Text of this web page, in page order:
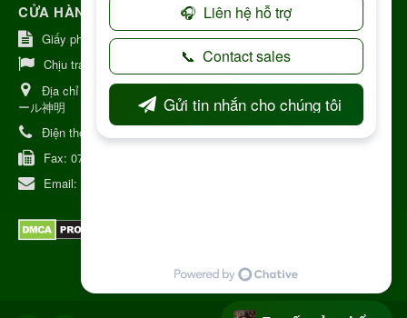
CỬA HÀNG GIỚI THIỆU TẠI NHẬT BẢN
Giấy phép số: 080-9475-1379
Chịu trách nhiệm:
MR THƯƠNG
Địa chỉ Nhật Bản:
日本 愛知県刈谷市神明町6丁目308番地 ファミ
ール神明
Điện thoại:080-9475-1379
Fax: 070-9178-7979
Email: